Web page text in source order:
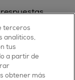
terceros
analíticos,
tus
a partir de
obtener más